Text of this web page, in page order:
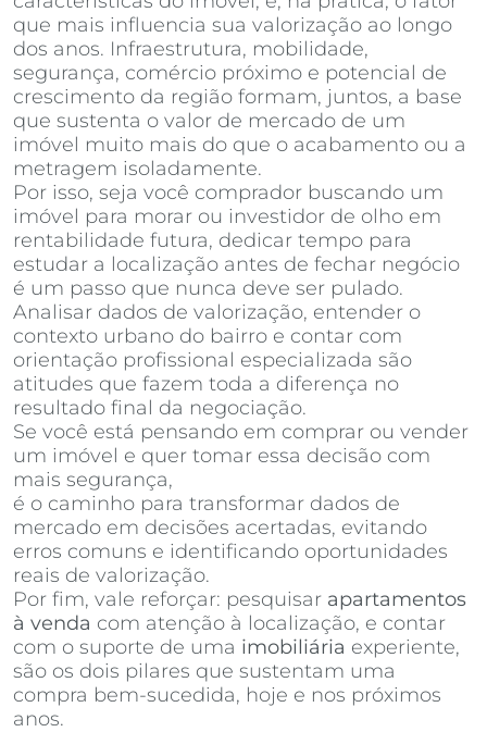
que mais influencia sua valorização ao longo
dos anos. Infraestrutura, mobilidade,
segurança, comércio próximo e potencial de
crescimento da região formam, juntos, a base
que sustenta o valor de mercado de um
imóvel muito mais do que o acabamento ou a
metragem isoladamente.
Por isso, seja você comprador buscando um
imóvel para morar ou investidor de olho em
rentabilidade futura, dedicar tempo para
estudar a localização antes de fechar negócio
é um passo que nunca deve ser pulado.
Analisar dados de valorização, entender o
contexto urbano do bairro e contar com
orientação profissional especializada são
atitudes que fazem toda a diferença no
resultado final da negociação.
Se você está pensando em comprar ou vender
um imóvel e quer tomar essa decisão com
mais segurança,
é o caminho para transformar dados de
mercado em decisões acertadas, evitando
erros comuns e identificando oportunidades
reais de valorização.
Por fim, vale reforçar: pesquisar apartamentos
à venda com atenção à localização, e contar
com o suporte de uma imobiliária experiente,
são os dois pilares que sustentam uma
compra bem-sucedida, hoje e nos próximos
anos.